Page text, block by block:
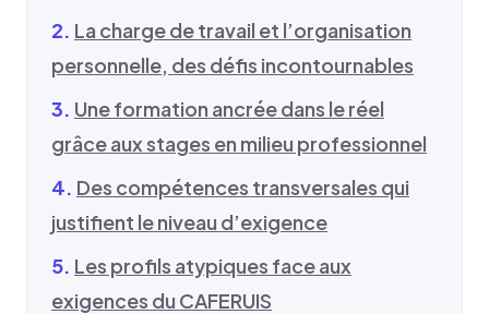
La charge de travail et l’organisation
personnelle, des défis incontournables
Une formation ancrée dans le réel
grâce aux stages en milieu professionnel
Des compétences transversales qui
justifient le niveau d’exigence
Les profils atypiques face aux
exigences du CAFERUIS